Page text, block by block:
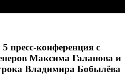
пресс-конференция с
Максима Галанова и
Владимира Бобылёва